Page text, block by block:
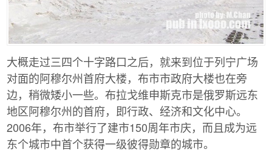
大概走过三四个十字路口之后，就来到位于列宁广场
对面的阿穆尔州首府大楼，布市市政府大楼也在旁
边，稍微矮小一些。布拉戈维申斯克市是俄罗斯远东
地区阿穆尔州的首府，即行政、经济和文化中心。
2006年，布市举行了建市150周年市庆，而且成为远
东个城市中首个获得一级彼得勋章的城市。